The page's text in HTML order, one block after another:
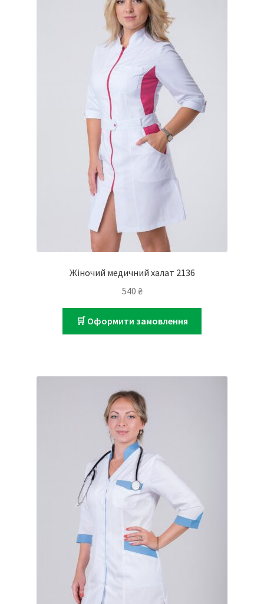
Жіночий медичний халат 2136
540 ₴
🛒 Оформити замовлення